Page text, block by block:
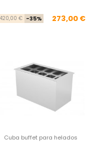
420,00 € -35% 273,00 €
Cuba buffet para helados